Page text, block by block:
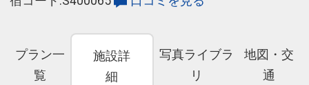
プラン一
覧
施設詳
細
写真ライブラ
リ
地図・交
通